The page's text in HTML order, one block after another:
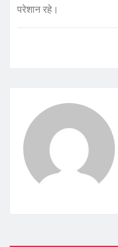
परेशान रहे।